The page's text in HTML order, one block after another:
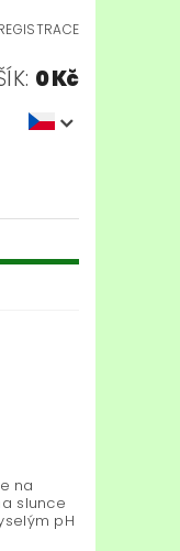
0 Kč
na
slunce
pH